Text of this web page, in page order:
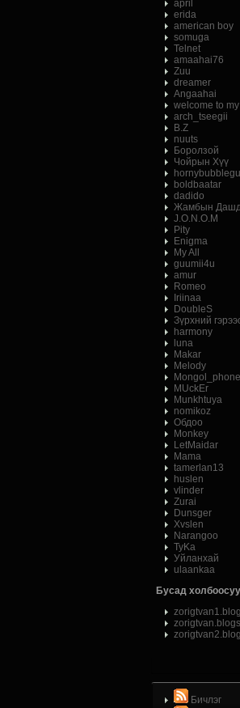
april
erida
american boy
somuga
Telnet
amaahai76
Zuu
dreamer
Angaahai
welcome to
arch_tseegii
B.Z
nuuts
Боролзой
Чойрын Хүү
boldbaatar
dadido
Жамбын
J.O.N.O.M
Pity
Enigma
My All
guumii4u
amur
Romeo
Iriinaa
DoubleS
Зүрхний
harmony
luna
Makar
Melody
Mongol_phone
MUckEr
Munkhtuya
nomikoz
Обдоо
Monkey
LetMaidar
Mama
tamerlan13
huslen
vlinder
Zurai
Dunsger
Xvslen
Narangoo
ТуKа
Уйланхай
ulaankaa
Бусад
Бичлэг